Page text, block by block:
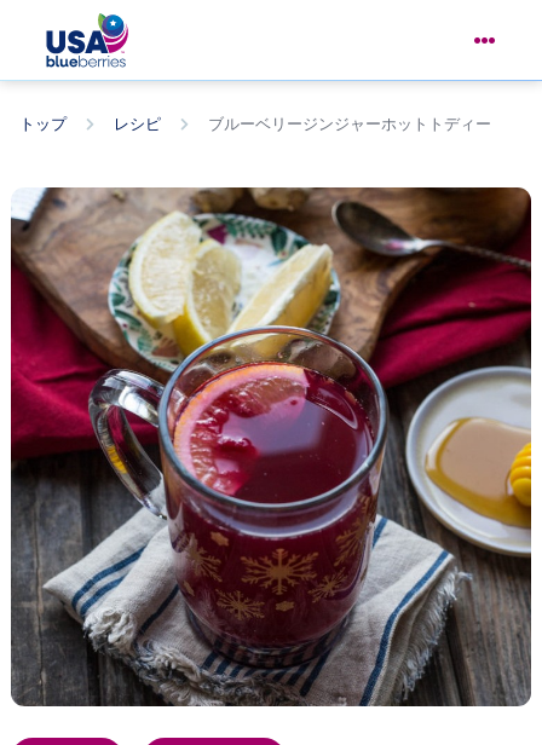
トップ レシピ ブルーベリージンジャーホットトディー